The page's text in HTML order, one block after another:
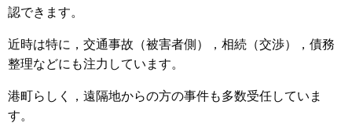
認できます。
近時は特に，交通事故（被害者側），相続（交渉），債務
整理などにも注力しています。
港町らしく，遠隔地からの方の事件も多数受任していま
す。